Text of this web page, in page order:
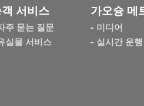
객 서비스
주 묻는 질문
실물 서비스
가오슝 메
미디어
실시간 운